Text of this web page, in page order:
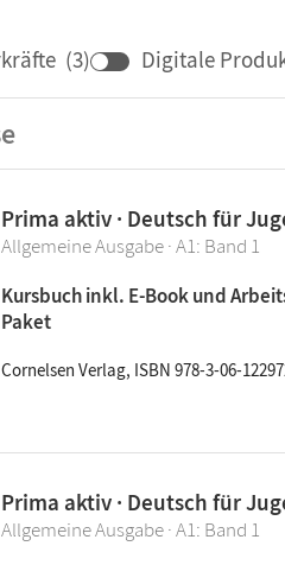
(3) Digitale
Prima aktiv · Deutsch für
Allgemeine Ausgabe · A1: Band 1
Kursbuch inkl. E-Book und
Paket
Cornelsen Verlag, ISBN 978-3-06-
Prima aktiv · Deutsch für
Allgemeine Ausgabe · A1: Band 1